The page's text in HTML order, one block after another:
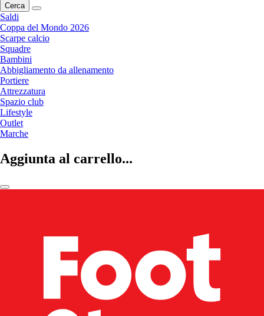
Cerca
Saldi
Coppa del Mondo 2026
Scarpe calcio
Squadre
Bambini
Abbigliamento da allenamento
Portiere
Attrezzatura
Spazio club
Lifestyle
Outlet
Marche
Aggiunta al carrello...